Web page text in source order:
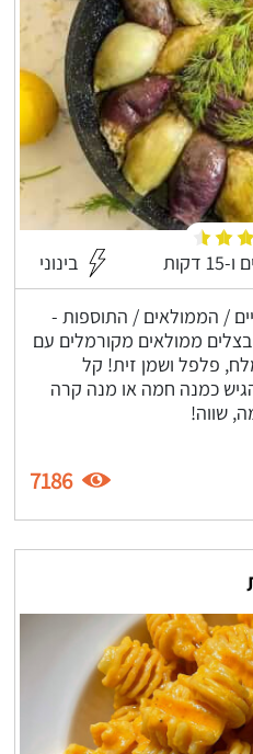
דקות בינוני
/ הממולאים / התוספות -
ממולאים מקורמלים עם
פלפל ושמן זית! קל
כמנה חמה או מנה קרה
שווה!
7186